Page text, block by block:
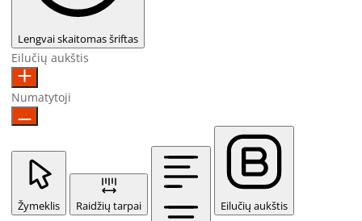
Lengvai skaitomas šriftas
Eilučių aukštis
Numatytoji
Žymeklis Raidžių tarpai Eilučių aukštis